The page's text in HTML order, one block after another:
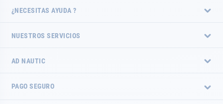
¿NECESITAS AYUDA ?
NUESTROS SERVICIOS
AD NAUTIC
PAGO SEGURO